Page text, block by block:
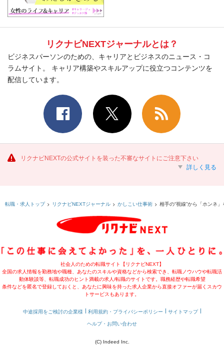
リクナビNEXTジャーナルとは？
ビジネスパーソンのための、キャリアとビジネスのニュース・コ
ラムサイト。 キャリア構築やスキルアップに役立つコンテンツを
配信しています。
リクナビNEXTの公式サイトを装った不審なサイトにご注意下さい
詳しく見る
転職・求人トップ リクナビNEXTジャーナル かしこい仕事術 相手の“視線”から「ホンネ
社会人のための転職サイト【リクナビNEXT】
全国の求人情報を勤務地や職種、あなたのスキルや資格などから検索でき、転職ノウハウや転職活
動体験談等、転職成功のヒント満載の求人/転職のサイトです。職務経歴や転職希望
条件などを匿名で登録しておくと、あなたに興味を持った求人企業から直接オファーが届くスカウ
トサービスもあります。
中途採用をご検討の企業様 利用規約・プライバシーポリシー サイトマップ
ヘルプ・お問い合わせ
(C) Indeed Inc.